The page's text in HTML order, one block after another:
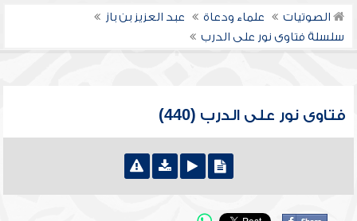
الصوتيات علماء ودعاة
عبد العزيز بن باز
سلسلة فتاوى نور على الدرب
فتاوى نور على الدرب (440)